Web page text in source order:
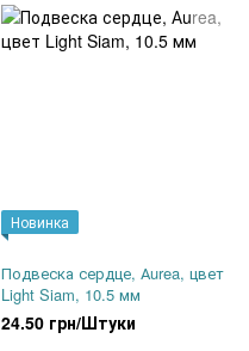
Новинка
Подвеска сердце, Аurea, цвет
Light Siam, 10.5 мм
24.50 грн/Штуки